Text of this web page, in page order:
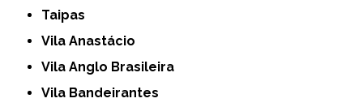
Taipas
Vila Anastácio
Vila Anglo Brasileira
Vila Bandeirantes